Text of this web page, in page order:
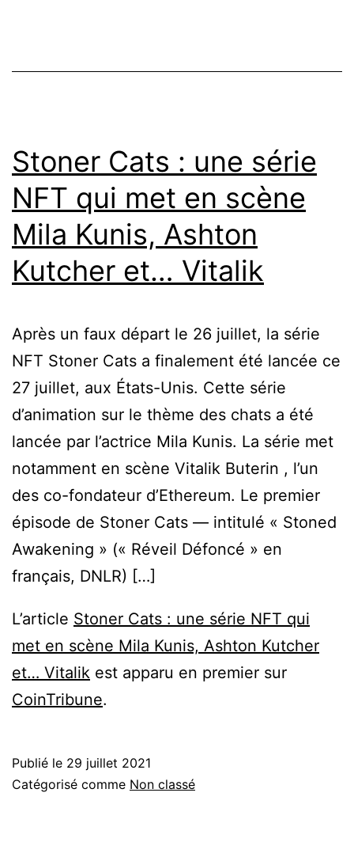
Stoner Cats : une série
NFT qui met en scène
Mila Kunis, Ashton
Kutcher et… Vitalik
Après un faux départ le 26 juillet, la série
NFT Stoner Cats a finalement été lancée ce
27 juillet, aux États-Unis. Cette série
d’animation sur le thème des chats a été
lancée par l’actrice Mila Kunis. La série met
notamment en scène Vitalik Buterin , l’un
des co-fondateur d’Ethereum. Le premier
épisode de Stoner Cats — intitulé « Stoned
Awakening » (« Réveil Défoncé » en
français, DNLR) […]
L’article Stoner Cats : une série NFT qui
met en scène Mila Kunis, Ashton Kutcher
et… Vitalik est apparu en premier sur
CoinTribune.
Publié le 29 juillet 2021
Catégorisé comme Non classé